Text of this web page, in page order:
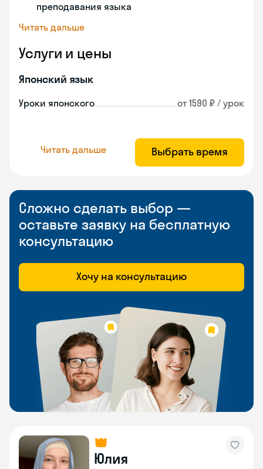
преподавания языка
Читать дальше
Услуги и цены
Японский язык
Уроки японского от 1590 ₽ / урок
Читать дальше Выбрать время
Сложно сделать выбор —
оставьте заявку на бесплатную
консультацию
Хочу на консультацию
Юлия